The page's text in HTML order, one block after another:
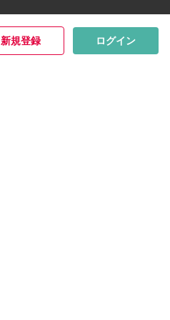
新規登録 ログイン